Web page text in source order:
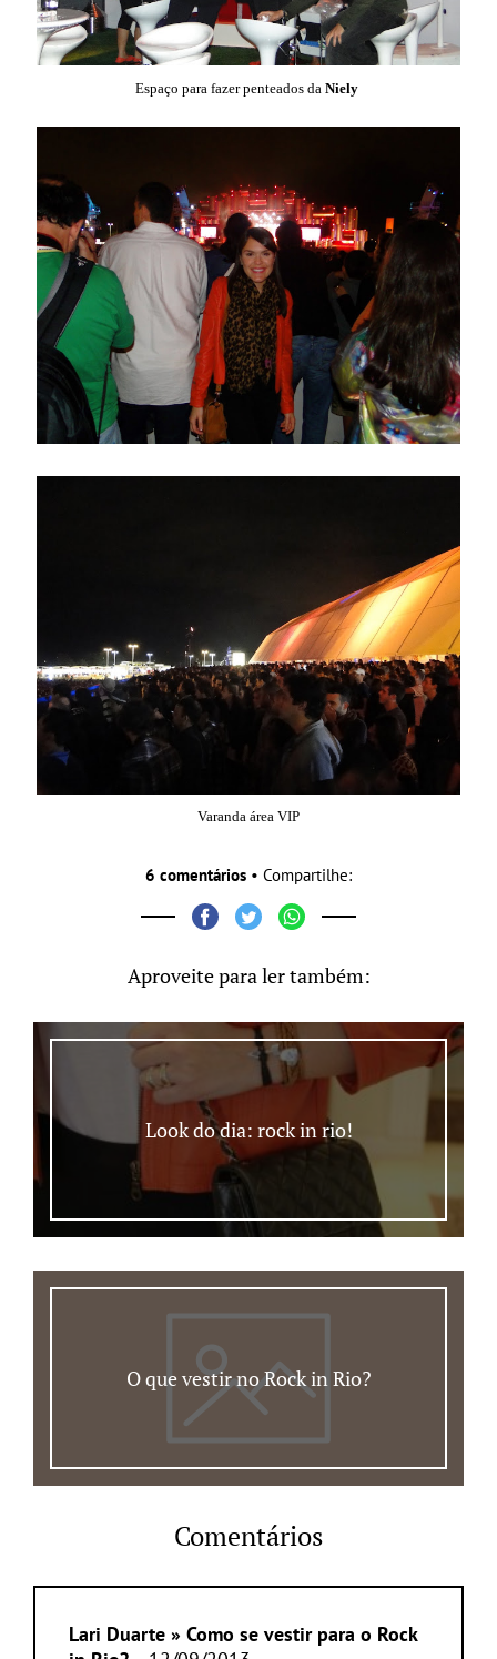
Espaço para fazer penteados da Niely
Varanda área VIP
6 comentários • Compartilhe:
Aproveite para ler também:
Look do dia: rock in rio!
O que vestir no Rock in Rio?
Comentários
Lari Duarte » Como se vestir para o Rock